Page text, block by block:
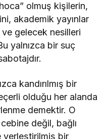
olmuş kişilerin,
akademik yayınlar
ve gelecek nesilleri
yalnızca bir suç
kandırılmış bir
olduğu her alanda
demektir. O
değil, bağlı
yerleştirilmiş bir